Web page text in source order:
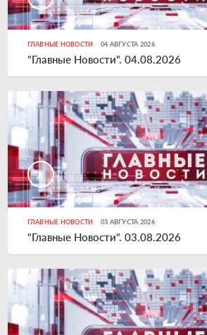
ГЛАВНЫЕ НОВОСТИ 04 АВГУСТА 2026
"Главные Новости". 04.08.2026
ГЛАВНЫЕ НОВОСТИ 03 АВГУСТА 2026
"Главные Новости". 03.08.2026